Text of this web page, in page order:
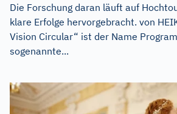
Die Forschung daran läuft auf
klare Erfolge hervorgebracht. von
Vision Circular“ ist der Name
sogenannte...